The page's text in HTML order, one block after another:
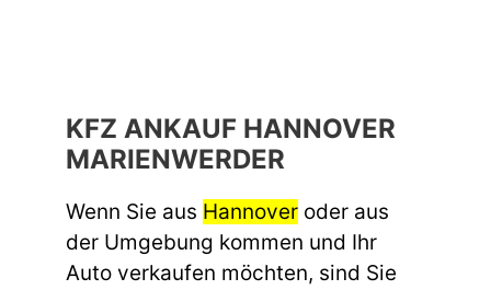
KFZ ANKAUF HANNOVER
MARIENWERDER
Wenn Sie aus Hannover oder aus
der Umgebung kommen und Ihr
Auto verkaufen möchten, sind Sie